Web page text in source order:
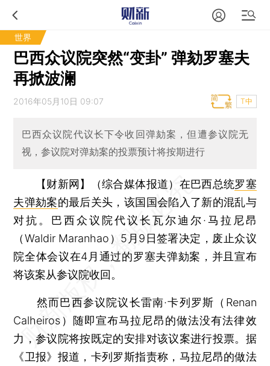
世界
巴西众议院突然“变卦” 弹劾罗塞夫
再掀波澜
2016年05月10日 09:07 T中
巴西众议院代议长下令收回弹劾案，但遭参议院无
视，参议院对弹劾案的投票预计将按期进行
【财新网】（综合媒体报道） 在巴西总统罗塞
夫弹劾案的最后关头，该国国会陷入了新的混乱与
对抗。巴西众议院代议长瓦尔迪尔·马拉尼昂
（Waldir Maranhao）5月9日签署决定，废止众议
院全体会议在4月通过的罗塞夫弹劾案，并且宣布
将该案从参议院收回。
然而巴西参议院议长雷南·卡列罗斯（Renan
Calheiros）随即宣布马拉尼昂的做法没有法律效
力，参议院将按既定的安排对该议案进行投票。据
《卫报》报道，卡列罗斯指责称，马拉尼昂的做法